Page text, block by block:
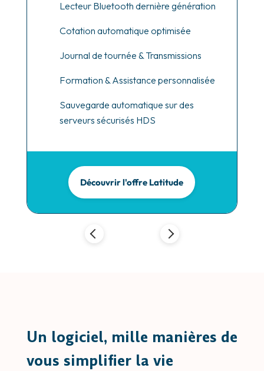
Lecteur Bluetooth dernière génération
Cotation automatique optimisée
Journal de tournée & Transmissions
Formation & Assistance personnalisée
Sauvegarde automatique sur des
serveurs sécurisés HDS
Découvrir l'offre Latitude
Un logiciel, mille manières de
vous simplifier la vie